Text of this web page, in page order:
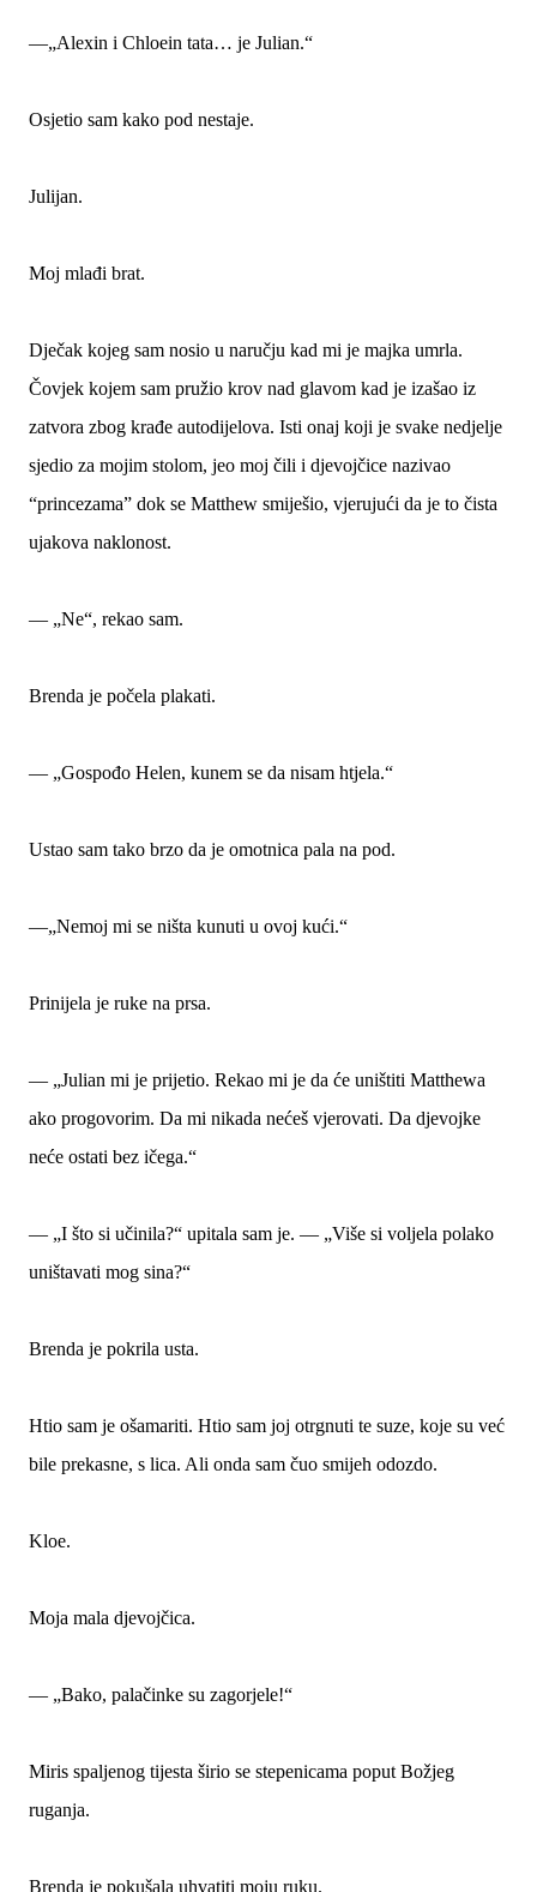
—„Alexin i Chloein tata… je Julian.“
Osjetio sam kako pod nestaje.
Julijan.
Moj mlađi brat.
Dječak kojeg sam nosio u naručju kad mi je majka umrla.
Čovjek kojem sam pružio krov nad glavom kad je izašao iz
zatvora zbog krađe autodijelova. Isti onaj koji je svake nedjelje
sjedio za mojim stolom, jeo moj čili i djevojčice nazivao
“princezama” dok se Matthew smiješio, vjerujući da je to čista
ujakova naklonost.
— „Ne“, rekao sam.
Brenda je počela plakati.
— „Gospođo Helen, kunem se da nisam htjela.“
Ustao sam tako brzo da je omotnica pala na pod.
—„Nemoj mi se ništa kunuti u ovoj kući.“
Prinijela je ruke na prsa.
— „Julian mi je prijetio. Rekao mi je da će uništiti Matthewa
ako progovorim. Da mi nikada nećeš vjerovati. Da djevojke
neće ostati bez ičega.“
— „I što si učinila?“ upitala sam je. — „Više si voljela polako
uništavati mog sina?“
Brenda je pokrila usta.
Htio sam je ošamariti. Htio sam joj otrgnuti te suze, koje su već
bile prekasne, s lica. Ali onda sam čuo smijeh odozdo.
Kloe.
Moja mala djevojčica.
— „Bako, palačinke su zagorjele!“
Miris spaljenog tijesta širio se stepenicama poput Božjeg
ruganja.
Brenda je pokušala uhvatiti moju ruku.